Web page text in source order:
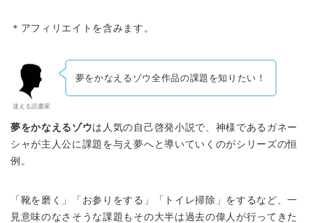
＊アフィリエイトを含みます。
迷える読書家
夢をかなえるゾウ全作品の課題を知りたい！
夢をかなえるゾウは人気の自己啓発小説で、神様であるガネー
シャが主人公に課題を与え夢へと導いていくのがシリーズの恒
例。
「靴を磨く」「お参りをする」「トイレ掃除」をするなど、一
見意味のなさそうな課題もその大半は過去の偉人が行ってきた